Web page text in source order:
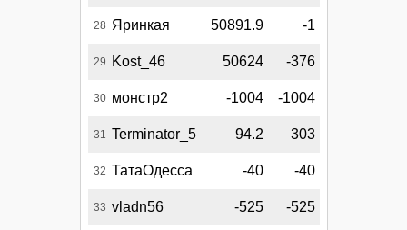
28 Яринкая 50891.9 -1
29 Kost_46 50624 -376
30 монстр2 -1004 -1004
31 Terminator_5 94.2 303
32 ТатаОдесса -40 -40
33 vladn56 -525 -525